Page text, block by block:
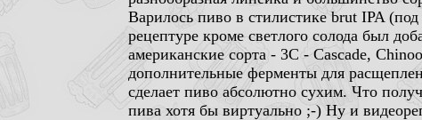
Варилось пиво в стилистике brut IPA
рецептуре кроме светлого солода был
американские сорта - 3C - Cascade,
дополнительные ферменты для
сделает пиво абсолютно сухим. Что
пива хотя бы виртуально ;-) Ну и